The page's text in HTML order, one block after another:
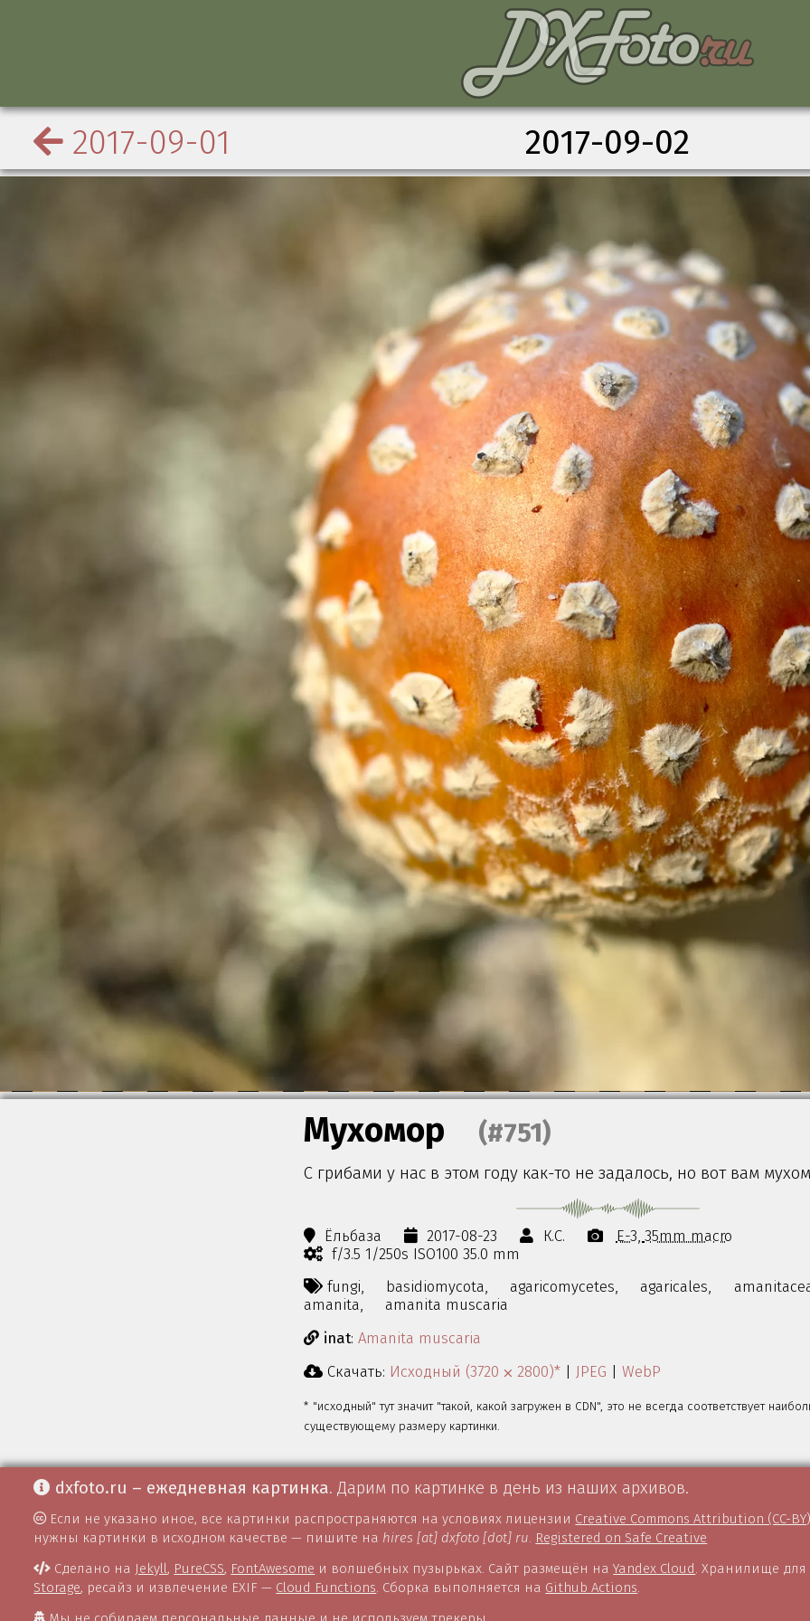
2017-09-01 2017-09-02
Мухомор (#751)
С грибами у нас в этом году как-то не задалось, но вот вам
Ёльбаза 2017-08-23 К.С. E-3 35mm macro
f/3.5 1/250s ISO100 35.0 mm
fungi,
basidiomycota, agaricomycetes, agaricales,
amanita,
amanita muscaria
inat: Amanita muscaria
Скачать: Исходный (3720 ⨉ 2800)* JPEG WebP
* "исходный" тут значит "такой, какой загружен в CDN", это не всегда соответствует
существующему размеру картинки.
dxfoto.ru – ежедневная картинка. Дарим по картинке в день из наших архивов.
Если не указано иное, все картинки распространяются на условиях лицензии Creative Commons Attribution (CC-
нужны картинки в исходном качестве — пишите на hires [at] dxfoto [dot] ru. Registered on Safe Creative
Сделано на Jekyll, PureCSS, FontAwesome и волшебных пузырьках. Сайт размещён наYandex Cloud. Хранилище
Storage, ресайз и извлечение EXIF — Cloud Functions. Сборка выполняется на Github Actions.